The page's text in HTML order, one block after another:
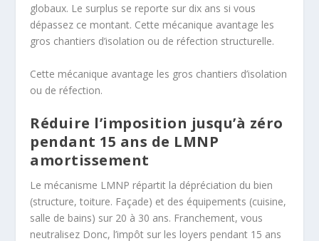
globaux. Le surplus se reporte sur dix ans si vous
dépassez ce montant. Cette mécanique avantage les
gros chantiers d’isolation ou de réfection structurelle.
Cette mécanique avantage les gros chantiers d’isolation
ou de réfection.
Réduire l’imposition jusqu’à zéro
pendant 15 ans de LMNP
amortissement
Le mécanisme LMNP répartit la dépréciation du bien
(structure, toiture. Façade) et des équipements (cuisine,
salle de bains) sur 20 à 30 ans. Franchement, vous
neutralisez Donc, l’impôt sur les loyers pendant 15 ans